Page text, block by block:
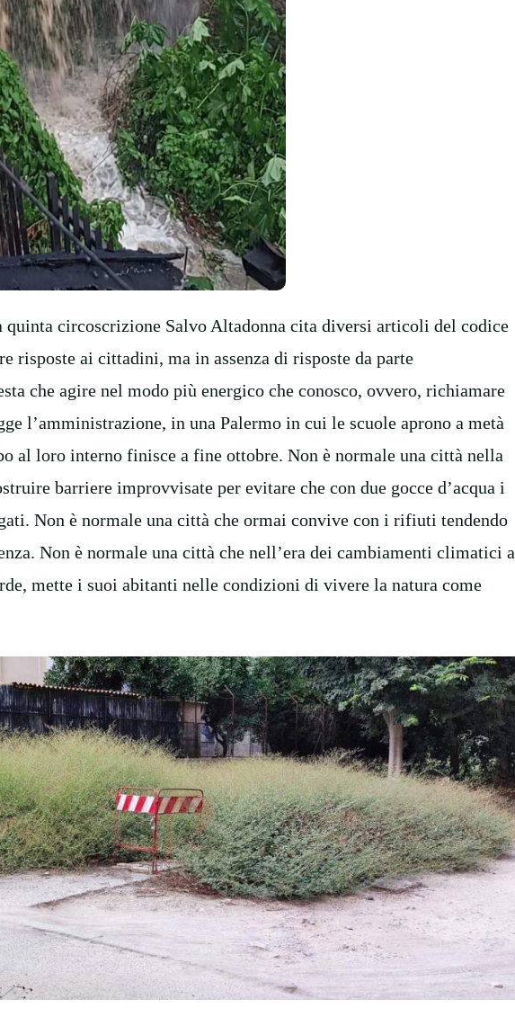
circoscrizione Salvo Altadonna cita diversi articoli del codice
risposte ai cittadini, ma in assenza di risposte da parte
che agire nel modo più energico che conosco, ovvero, richiamare
l’amministrazione, in una Palermo in cui le scuole aprono a metà
al loro interno finisce a fine ottobre. Non è normale una città nella
barriere improvvisate per evitare che con due gocce d’acqua i
Non è normale una città che ormai convive con i rifiuti tendendo
Non è normale una città che nell’era dei cambiamenti climatici a
mette i suoi abitanti nelle condizioni di vivere la natura come